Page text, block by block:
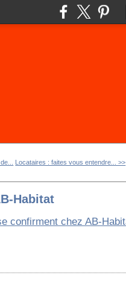
Locataires : faites vous entendre... >>
Habitat